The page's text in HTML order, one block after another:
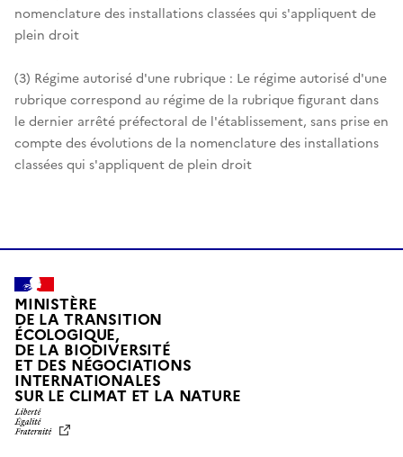
nomenclature des installations classées qui s'appliquent de
plein droit
(3) Régime autorisé d'une rubrique : Le régime autorisé d'une
rubrique correspond au régime de la rubrique figurant dans
le dernier arrêté préfectoral de l'établissement, sans prise en
compte des évolutions de la nomenclature des installations
classées qui s'appliquent de plein droit
MINISTÈRE
DE LA TRANSITION
ÉCOLOGIQUE,
DE LA BIODIVERSITÉ
ET DES NÉGOCIATIONS
INTERNATIONALES
SUR LE CLIMAT ET LA NATUREL